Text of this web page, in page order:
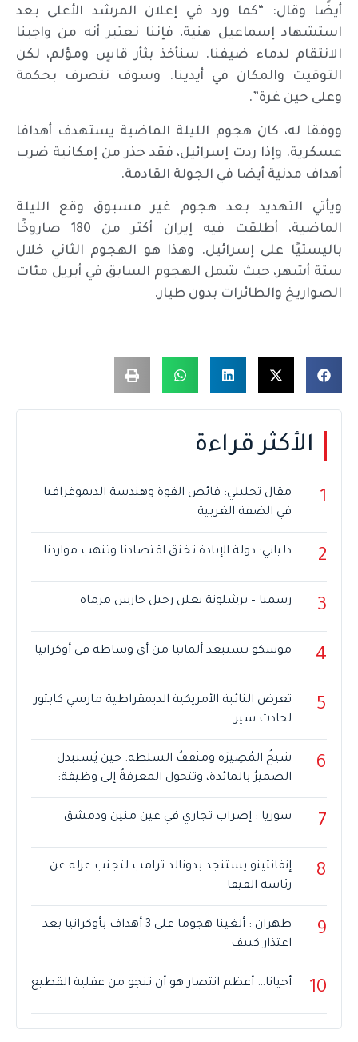
أيضًا وقال: “كما ورد في إعلان المرشد الأعلى بعد
استشهاد إسماعيل هنية، فإننا نعتبر أنه من واجبنا
الانتقام لدماء ضيفنا. سنأخذ بثأر قاسٍ ومؤلم، لكن
التوقيت والمكان في أيدينا. وسوف نتصرف بحكمة
وعلى حين غرة”.
ووفقا له، كان هجوم الليلة الماضية يستهدف أهدافا
عسكرية. وإذا ردت إسرائيل، فقد حذر من إمكانية ضرب
أهداف مدنية أيضا في الجولة القادمة.
ويأتي التهديد بعد هجوم غير مسبوق وقع الليلة
الماضية، أطلقت فيه إيران أكثر من 180 صاروخًا
باليستيًا على إسرائيل. وهذا هو الهجوم الثاني خلال
ستة أشهر، حيث شمل الهجوم السابق في أبريل مئات
الصواريخ والطائرات بدون طيار.
الأكثر قراءة
1
مقال تحليلي: فائض القوة وهندسة الديموغرافيا
في الضفة الغربية
2 دلياني: دولة الإبادة تخنق اقتصادنا وتنهب مواردنا
3 رسميا – برشلونة يعلن رحيل حارس مرماه
4 موسكو تستبعد ألمانيا من أي وساطة في أوكرانيا
5
تعرض النائبة الأمريكية الديمقراطية مارسي كابتور
لحادث سير
6
شيخُ المُضِيرَة ومثقفُ السلطة: حين يُستبدل
الضميرُ بالمائدة، وتتحول المعرفةُ إلى وظيفة:
7 سوريا : إضراب تجاري في عين منين ودمشق
8
إنفانتينو يستنجد بدونالد ترامب لتجنب عزله عن
رئاسة الفيفا
9
طهران : ألغينا هجوما على 3 أهداف بأوكرانيا بعد
اعتذار كييف
10 أحيانا… أعظم انتصار هو أن تنجو من عقلية القطيع